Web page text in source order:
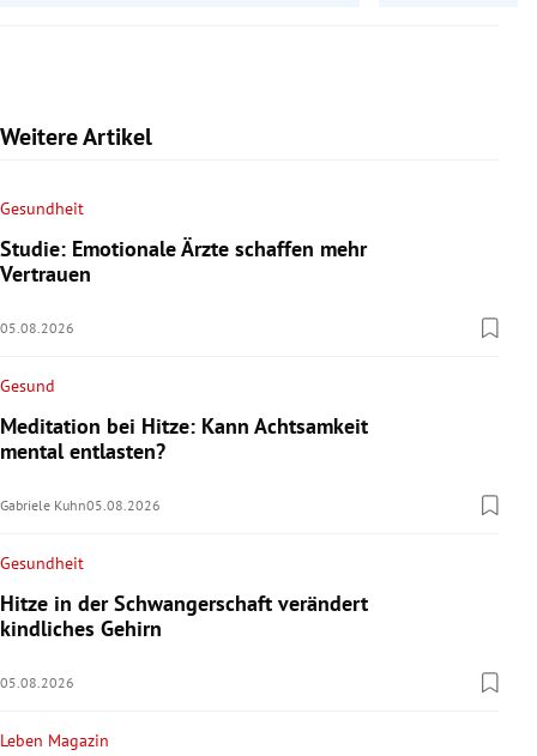
Weitere Artikel
Gesundheit
Studie: Emotionale Ärzte schaffen mehr
Vertrauen
05.08.2026
Gesund
Meditation bei Hitze: Kann Achtsamkeit
mental entlasten?
Gabriele Kuhn05.08.2026
Gesundheit
Hitze in der Schwangerschaft verändert
kindliches Gehirn
05.08.2026
Leben Magazin